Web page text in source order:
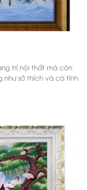
trí nội thất mà còn
như sở thích và cá tính